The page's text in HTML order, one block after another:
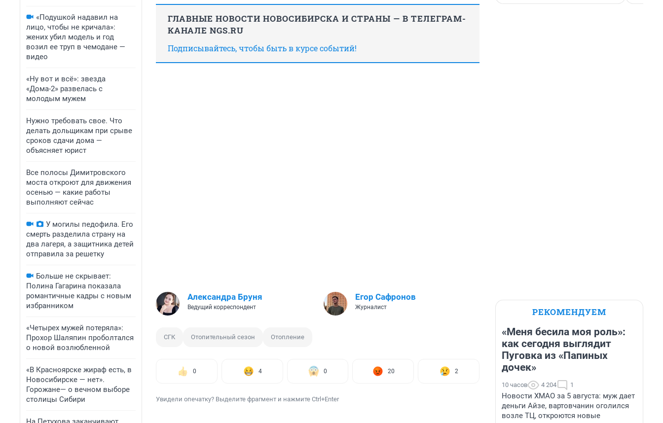
«Подушкой надавил на
лицо, чтобы не кричала»:
жених убил модель и год
возил ее труп в чемодане —
видео
«Ну вот и всё»: звезда
«Дома-2» развелась с
молодым мужем
Нужно требовать свое. Что
делать дольщикам при срыве
сроков сдачи дома —
объясняет юрист
Все полосы Димитровского
моста откроют для движения
осенью — какие работы
выполняют сейчас
У могилы педофила. Его
смерть разделила страну на
два лагеря, а защитника детей
отправила за решетку
Больше не скрывает:
Полина Гагарина показала
романтичные кадры с новым
избранником
«Четырех мужей потеряла»:
Прохор Шаляпин проболтался
о новой возлюбленной
«В Красноярске жираф есть, в
Новосибирске — нет».
Горожане— о вечном выборе
столицы Сибири
ГЛАВНЫЕ НОВОСТИ НОВОСИБИРСКА И СТРАНЫ — В ТЕЛЕГРАМ-
КАНАЛЕ NGS.RU
Подписывайтесь, чтобы быть в курсе событий!
Александра Бруня
Ведущий корреспондент
Егор Сафронов
Журналист
СГК Отопительный сезон Отопление
0 4 0 20 2
Увидели опечатку? Выделите фрагмент и нажмите Ctrl+Enter
РЕКОМЕНДУЕМ
«Меня бесила моя роль»:
как сегодня выглядит
Пуговка из «Папиных
дочек»
10 часов 4 204 1
Новости ХМАО за 5 августа: муж дает
деньги Айзе, вартовчанин оголился
возле ТЦ, откроются новые